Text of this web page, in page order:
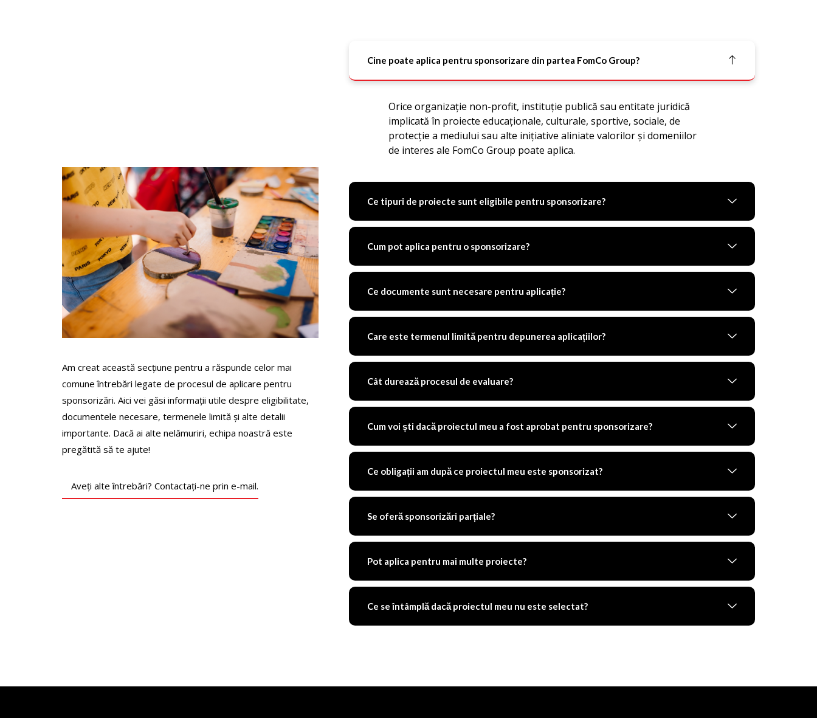
Am creat această secțiune pentru a răspunde celor mai
comune întrebări legate de procesul de aplicare pentru
sponsorizări. Aici vei găsi informații utile despre eligibilitate,
documentele necesare, termenele limită și alte detalii
importante. Dacă ai alte nelămuriri, echipa noastră este
pregătită să te ajute!
Aveți alte întrebări? Contactați-ne prin e-mail.
Cine poate aplica pentru sponsorizare din partea FomCo Group?
Orice organizație non-profit, instituție publică sau entitate juridică
implicată în proiecte educaționale, culturale, sportive, sociale, de
protecție a mediului sau alte inițiative aliniate valorilor și domeniilor
de interes ale FomCo Group poate aplica.
Ce tipuri de proiecte sunt eligibile pentru sponsorizare?
Cum pot aplica pentru o sponsorizare?
Ce documente sunt necesare pentru aplicație?
Care este termenul limită pentru depunerea aplicațiilor?
Cât durează procesul de evaluare?
Cum voi ști dacă proiectul meu a fost aprobat pentru sponsorizare?
Ce obligații am după ce proiectul meu este sponsorizat?
Se oferă sponsorizări parțiale?
Pot aplica pentru mai multe proiecte?
Ce se întâmplă dacă proiectul meu nu este selectat?